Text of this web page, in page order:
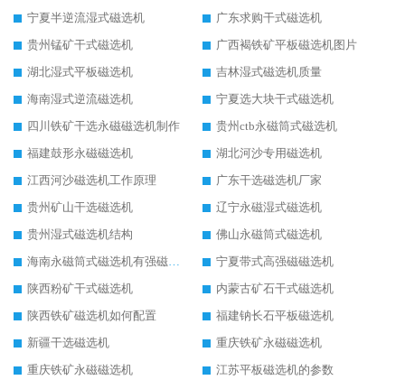
宁夏半逆流湿式磁选机
广东求购干式磁选机
贵州锰矿干式磁选机
广西褐铁矿平板磁选机图片
湖北湿式平板磁选机
吉林湿式磁选机质量
海南湿式逆流磁选机
宁夏选大块干式磁选机
四川铁矿干选永磁磁选机制作
贵州ctb永磁筒式磁选机
福建鼓形永磁磁选机
湖北河沙专用磁选机
江西河沙磁选机工作原理
广东干选磁选机厂家
贵州矿山干选磁选机
辽宁永磁湿式磁选机
贵州湿式磁选机结构
佛山永磁筒式磁选机
宁夏带式高强磁磁选机
陕西粉矿干式磁选机
内蒙古矿石干式磁选机
陕西铁矿磁选机如何配置
福建钠长石平板磁选机
新疆干选磁选机
重庆铁矿永磁磁选机
重庆铁矿永磁磁选机
江苏平板磁选机的参数